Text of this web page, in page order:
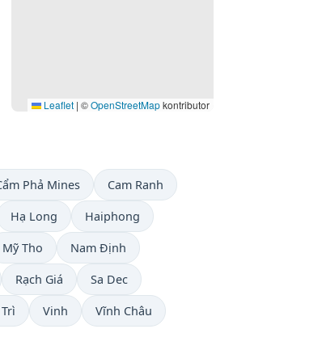
Leaflet | ©OpenStreetMapkontributor
Phả Mines Cam Ranh
Hạ Long Haiphong
Mỹ Tho Nam Định
Rạch Giá Sa Dec
Vinh Vĩnh Châu